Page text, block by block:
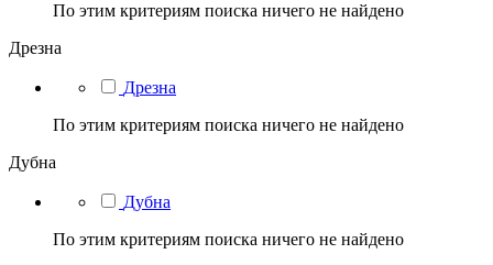
По этим критериям поиска ничего не найдено
Дрезна
Дрезна
По этим критериям поиска ничего не найдено
Дубна
Дубна
По этим критериям поиска ничего не найдено